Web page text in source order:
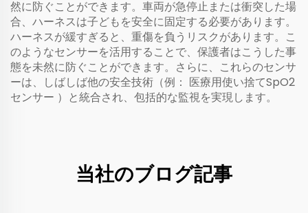
然に防ぐことができます。車両が急停止または衝突した場
合、ハーネスは子どもを安全に固定する必要があります。
ハーネスが緩すぎると、重傷を負うリスクがあります。こ
のようなセンサーを活用することで、保護者はこうした事
態を未然に防ぐことができます。さらに、これらのセンサ
ーは、しばしば他の安全技術（例： 医療用使い捨てSpO2
センサー ）と統合され、包括的な監視を実現します。
当社のブログ記事